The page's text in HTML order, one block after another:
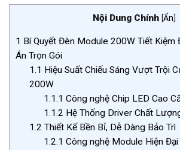
Nội Dung Chính [Ẩn]
1 Bí Quyết Đèn Module 200W Tiết Kiệm
Án Trọn Gói
1.1 Hiệu Suất Chiếu Sáng Vượt Trội
200W
1.1.1 Công nghệ Chip LED Cao
1.1.2 Hệ Thống Driver Chất
1.2 Thiết Kế Bền Bỉ, Dễ Dàng Bảo Trì
1.2.1 Công nghệ Module Hiện Đại